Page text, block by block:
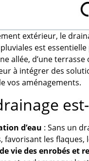
extérieur, le
est
allée, d’une
à intégrer des
vos aménagements.
d’eau : Sans un
favorisant les flaques,
vie des enrobés et